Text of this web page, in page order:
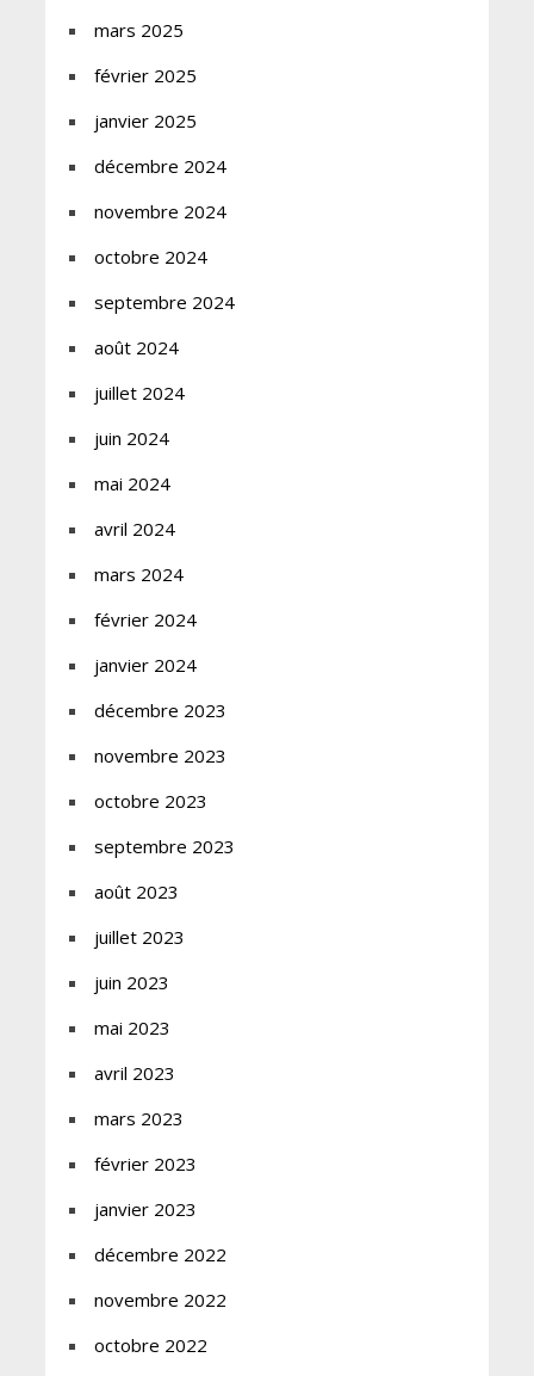
mars 2025
février 2025
janvier 2025
décembre 2024
novembre 2024
octobre 2024
septembre 2024
août 2024
juillet 2024
juin 2024
mai 2024
avril 2024
mars 2024
février 2024
janvier 2024
décembre 2023
novembre 2023
octobre 2023
septembre 2023
août 2023
juillet 2023
juin 2023
mai 2023
avril 2023
mars 2023
février 2023
janvier 2023
décembre 2022
novembre 2022
octobre 2022